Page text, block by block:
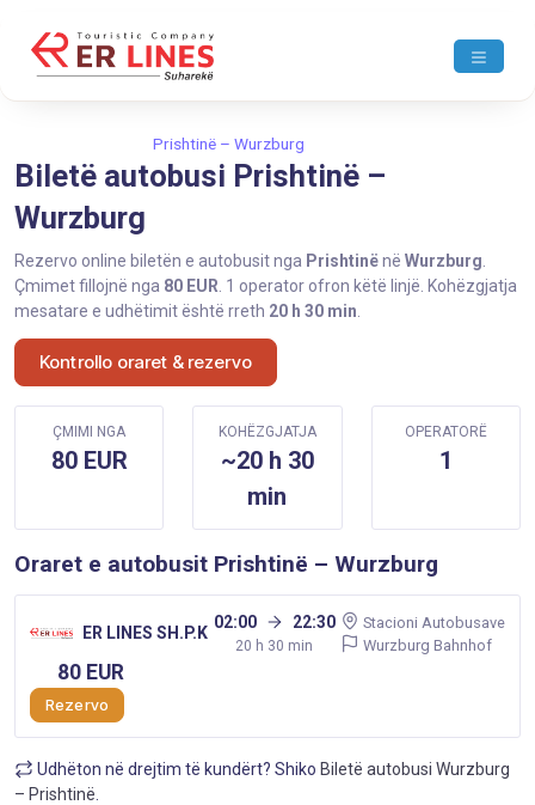
Prishtinë – Wurzburg
Biletë autobusi Prishtinë –
Wurzburg
Rezervo online biletën e autobusit nga Prishtinënë Wurzburg
Çmimet fillojnë nga 80 EUR . 1 operator ofron këtë linjë. Kohëzgjatja
mesatare e udhëtimit është rreth 20 h 30 min
Kontrollo oraret & rezervo
ÇMIMI NGA
80 EUR
KOHËZGJATJA
~20 h 30
min
OPERATORË
1
Oraret e autobusit Prishtinë – Wurzburg
ER LINES SH.P.K
02:00 22:30
20 h 30 min
Stacioni Autobusave
Wurzburg Bahnhof
80 EUR
Rezervo
Udhëton në drejtim të kundërt? Shiko Biletë autobusi Wurzburg
– Prishtinë